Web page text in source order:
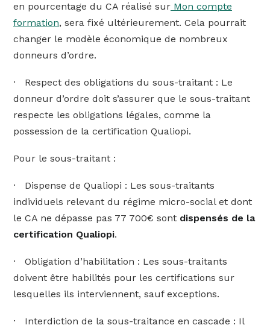
en pourcentage du CA réalisé sur Mon compte
formation, sera fixé ultérieurement. Cela pourrait
changer le modèle économique de nombreux
donneurs d’ordre.
· Respect des obligations du sous-traitant : Le
donneur d’ordre doit s’assurer que le sous-traitant
respecte les obligations légales, comme la
possession de la certification Qualiopi.
Pour le sous-traitant :
· Dispense de Qualiopi : Les sous-traitants
individuels relevant du régime micro-social et dont
le CA ne dépasse pas 77 700€ sont dispensés de la
certification Qualiopi.
· Obligation d’habilitation : Les sous-traitants
doivent être habilités pour les certifications sur
lesquelles ils interviennent, sauf exceptions.
· Interdiction de la sous-traitance en cascade : Il